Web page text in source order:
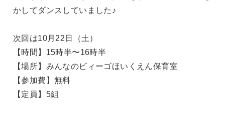
かしてダンスしていました♪
次回は10月22日（土）
【時間】15時半〜16時半
【場所】みんなのビィーゴほいくえん保育室
【参加費】無料
【定員】5組